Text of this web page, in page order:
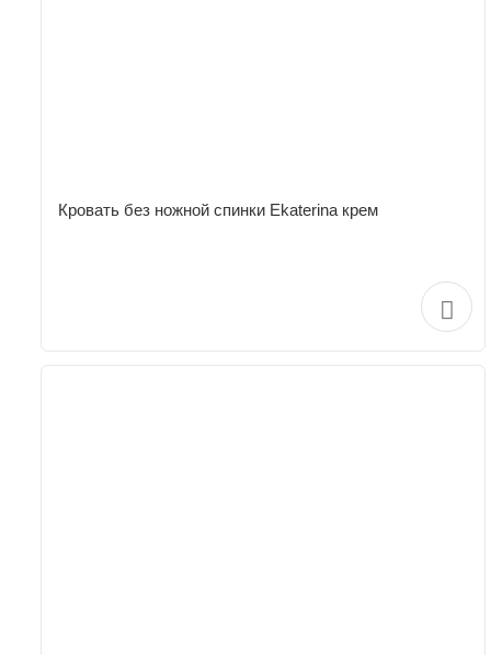
Кровать без ножной спинки Ekaterina крем